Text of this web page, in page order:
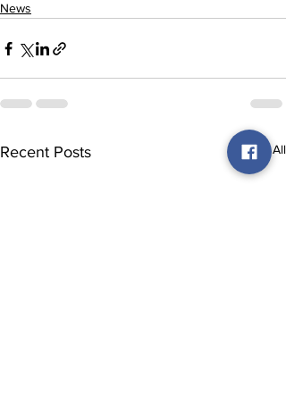
News
Recent Posts See All